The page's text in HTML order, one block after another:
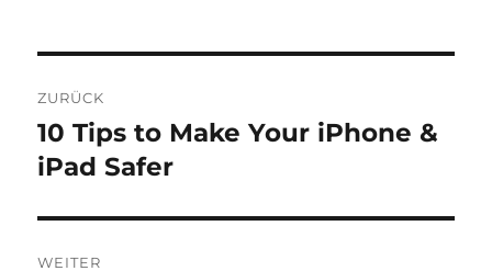
ZURÜCK
Vorheriger
Beitrag:
10 Tips to Make Your iPhone &
iPad Safer
WEITER